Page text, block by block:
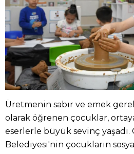
Üretmenin sabır ve emek
olarak öğrenen çocuklar,
eserlerle büyük sevinç yaşadı.
Belediyesi'nin çocukların